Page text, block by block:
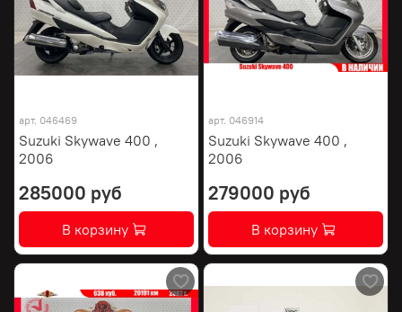
арт. 046469
Suzuki Skywave 400 ,
2006
285000 руб
В корзину
арт. 046914
Suzuki Skywave 400 ,
2006
279000 руб
В корзину